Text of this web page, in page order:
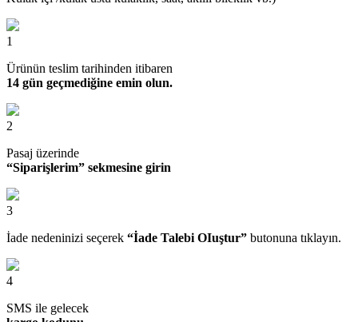
1
Ürünün teslim tarihinden itibaren
14 gün geçmediğine emin olun.
2
Pasaj üzerinde
“Siparişlerim” sekmesine girin
3
İade nedeninizi seçerek “İade Talebi OIuştur” butonuna tıklayın.
4
SMS ile gelecek